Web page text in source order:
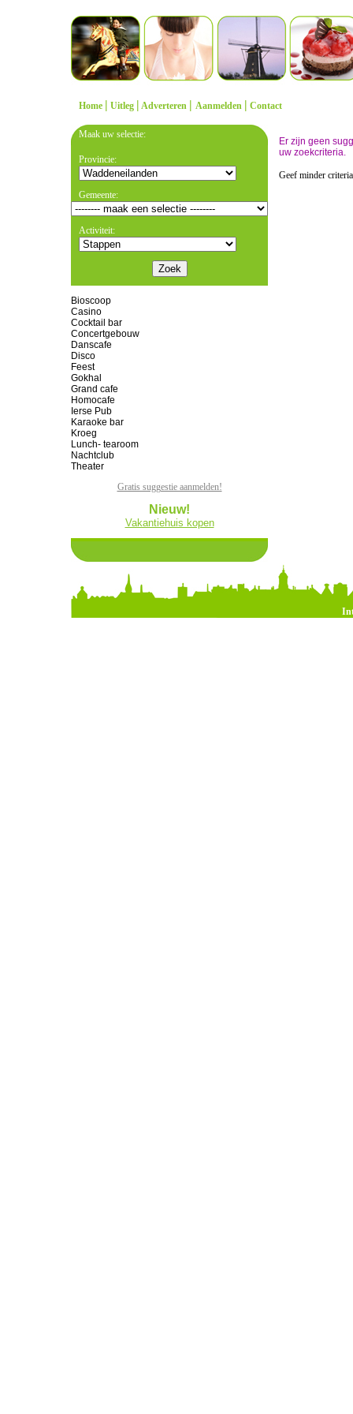
Home | Uitleg | Adverteren | Aanmelden | Contact
Maak uw selectie:
Provincie:
Gemeente:
Activiteit:
Bioscoop
Casino
Cocktail bar
Concertgebouw
Danscafe
Disco
Feest
Gokhal
Grand cafe
Homocafe
Ierse Pub
Karaoke bar
Kroeg
Lunch- tearoom
Nachtclub
Theater
Gratis suggestie aanmelden!
Nieuw!
Vakantiehuis kopen
Er zijn geen
uw zoekcriteria.
Geef minder